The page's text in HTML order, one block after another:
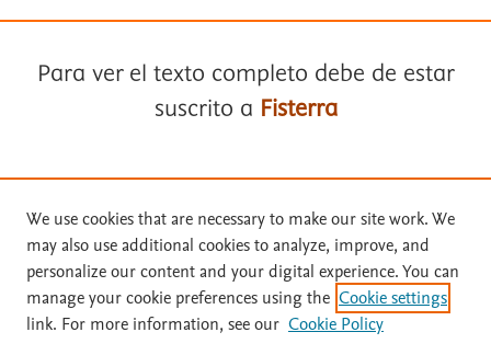
Copyright ©2026Elsevier España SLU, sus licenciantes y
colaboradores. Se reservan todos los derechos, incluidos los de minería
de texto y datos, entrenamiento de IA y tecnologías similares. Página
actualizada en: .
Este sitio utiliza cookies.Cookie settings
Para ver el texto completo debe de estar
suscrito a Fisterra
Solicite una prueba gratuita
We use cookies that are necessary to make our site work. We
may also use additional cookies to analyze, improve, and
personalize our content and your digital experience. You can
manage your cookie preferences using the Cookie settings
link. For more information, see our Cookie Policy